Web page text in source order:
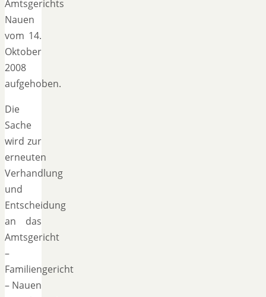
Amtsgerichts
Nauen
vom 14.
Oktober
2008
aufgehoben.
Die
Sache
wird zur
erneuten
Verhandlung
und
Entscheidung
an das
Amtsgericht
–
Familiengericht
– Nauen